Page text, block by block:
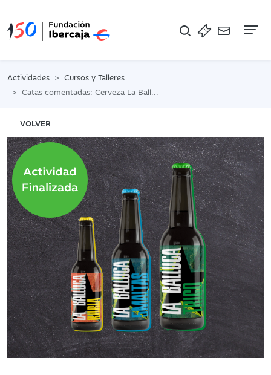
Actividades
Cursos y Talleres
Catas comentadas: Cerveza La Balluca
VOLVER